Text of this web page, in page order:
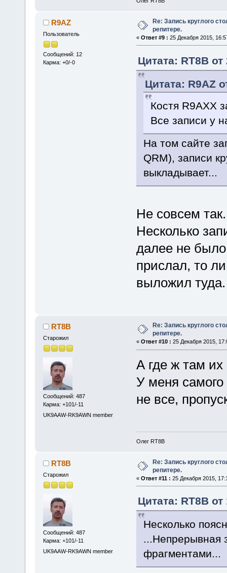
R9AZ
Пользователь
Сообщений: 12
Карма: +0/-0
Re: Запись круглого
репитере.
« Ответ #9 : 25 Декабря 2015,
Цитата: RT8B
Цитата: R9AZ
Костя R9AXX
Все записи у
На том сайте
QRM), записи
выкладывает...
Не совсем
Несколько
далее не было
прислал, то
выложил туда.
RT8B
Старожил
Сообщений: 487
Карма: +101/-11
UK9AAW-RK9AWN member
Re: Запись круглого
репитере.
« Ответ #10 : 25 Декабря 2015,
А где ж там их
У меня самого
не все,
Олег RT8B
RT8B
Старожил
Сообщений: 487
Карма: +101/-11
UK9AAW-RK9AWN member
Re: Запись круглого
репитере.
« Ответ #11 : 25 Декабря 2015,
Цитата: RT8B
Несколько
...Непрерывная
фрагментами...